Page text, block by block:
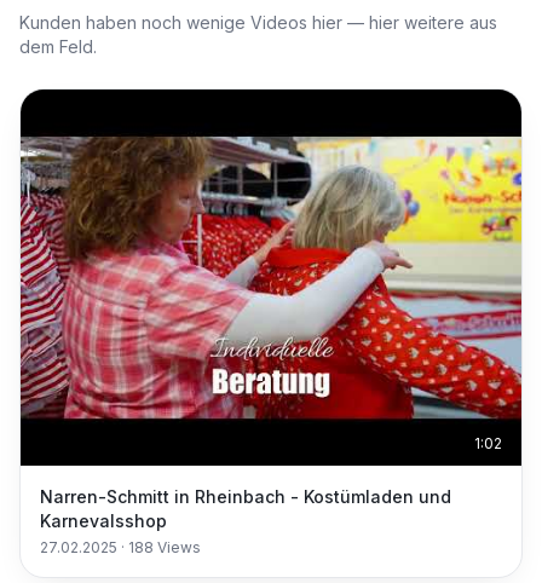
Kunden haben noch wenige Videos hier — hier weitere aus
dem Feld.
1:02
Narren-Schmitt in Rheinbach - Kostümladen und
Karnevalsshop
27.02.2025 · 188 Views